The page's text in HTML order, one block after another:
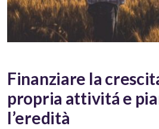
Finanziare la
propria attivitá e
l’eredità